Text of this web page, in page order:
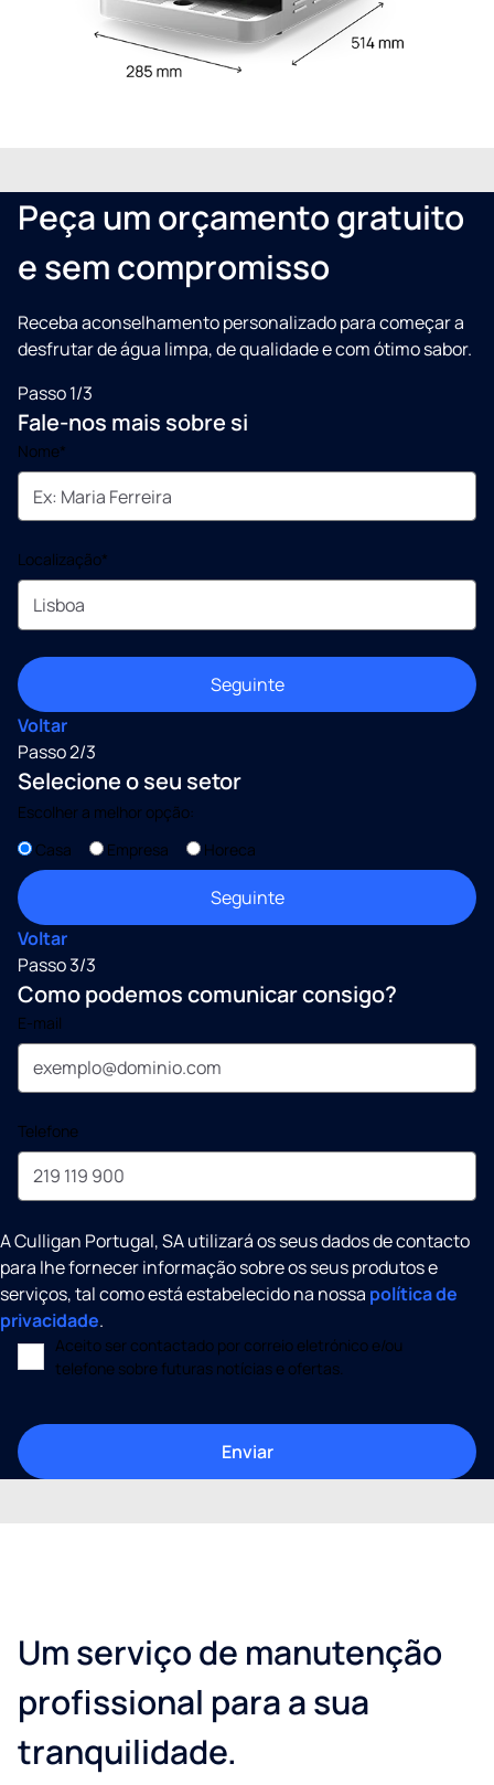
Peça um orçamento gratuito
e sem compromisso
Receba aconselhamento personalizado para começar a
desfrutar de água limpa, de qualidade e com ótimo sabor.
Passo 1/3
Fale-nos mais sobre si
Nome*
Localização*
Seguinte
Voltar
Passo 2/3
Selecione o seu setor
Escolher a melhor opção:
Casa
Empresa Horeca
Seguinte
Voltar
Passo 3/3
Como podemos comunicar consigo?
E-mail
Telefone
A Culligan Portugal, SA utilizará os seus dados de contacto
para lhe fornecer informação sobre os seus produtos e
serviços, tal como está estabelecido na nossa política de
privacidade.
Aceito ser contactado por correio eletrónico e/ou
telefone sobre futuras notícias e ofertas.
Um serviço de manutenção
profissional para a sua
tranquilidade.